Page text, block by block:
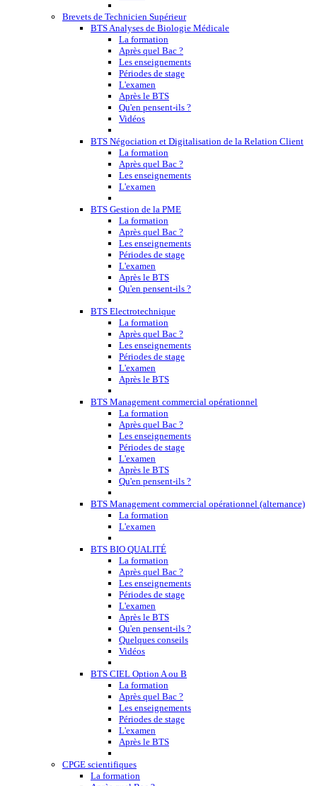
Brevets de Technicien Supérieur
BTS Analyses de Biologie Médicale
La formation
Après quel Bac ?
Les enseignements
Périodes de stage
L'examen
Après le BTS
Qu'en pensent-ils ?
Vidéos
BTS Négociation et Digitalisation de la Relation Client
La formation
Après quel Bac ?
Les enseignements
L'examen
BTS Gestion de la PME
La formation
Après quel Bac ?
Les enseignements
Périodes de stage
L'examen
Après le BTS
Qu'en pensent-ils ?
BTS Electrotechnique
La formation
Après quel Bac ?
Les enseignements
Périodes de stage
L'examen
Après le BTS
BTS Management commercial opérationnel
La formation
Après quel Bac ?
Les enseignements
Périodes de stage
L'examen
Après le BTS
Qu'en pensent-ils ?
BTS Management commercial opérationnel (alternance)
La formation
L'examen
BTS BIO QUALITÉ
La formation
Après quel Bac ?
Les enseignements
Périodes de stage
L'examen
Après le BTS
Qu'en pensent-ils ?
Quelques conseils
Vidéos
BTS CIEL Option A ou B
La formation
Après quel Bac ?
Les enseignements
Périodes de stage
L'examen
Après le BTS
CPGE scientifiques
La formation